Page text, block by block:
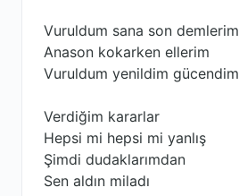
Vuruldum sana son demlerim
Anason kokarken ellerim
Vuruldum yenildim gücendim
Verdiğim kararlar
Hepsi mi hepsi mi yanlış
Şimdi dudaklarımdan
Sen aldın miladı